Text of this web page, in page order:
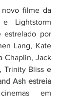
novo filme da
Lightstorm
estrelado por
Lang, Kate
Chaplin, Jack
Trinity Bliss e
em